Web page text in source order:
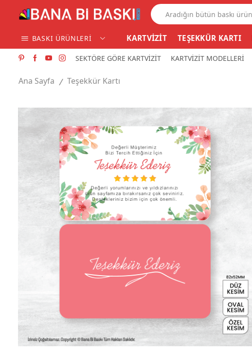
BASKI ÜRÜNLERİ KARTVİZİT TEŞEKKÜR KARTI
SEKTÖRE GÖRE KARTVİZİT KARTVİZİT MODELLERİ
Ana Sayfa / Teşekkür Kartı